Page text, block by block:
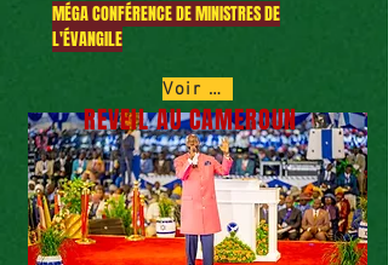
MÉGA CONFÉRENCE DE MINISTRES DE
L'ÉVANGILE
Voir plus
REVEIL AU CAMEROUN